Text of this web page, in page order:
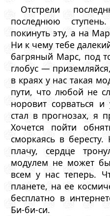
Отстрели
последнюю
покинуть эту, а на
Ни к чему тебе
багряный Марс, под
глобус —
в краях у нас такая
пути, что любой не
норовит сорваться
стал в прогнозах, я
Хочется пойти
сморкаясь в
плачу, сердце
модулем не может
всем у нас теперь.
планете, на ее
бесплатно в
Би-би-си.